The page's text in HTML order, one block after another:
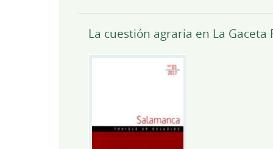
La cuestión agraria en La